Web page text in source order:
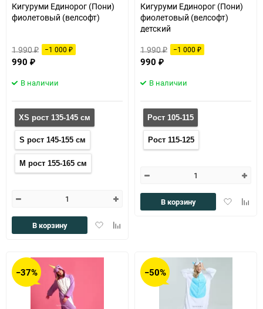
Кигуруми Единорог (Пони)
фиолетовый (велсофт)
1 990₽ −1 000 ₽
990 ₽
В наличии
XS рост 135-145 см
S рост 145-155 см
M рост 155-165 см
ДобавитьДобавить
В корзину
Кигуруми Единорог (Пони)
фиолетовый (велсофт)
детский
1 990₽ −1 000 ₽
990 ₽
В наличии
Рост 105-115
Рост 115-125
Добавить
В корзину
−37% −50%